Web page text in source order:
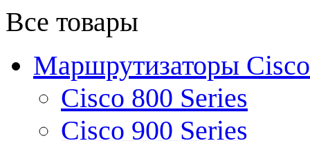
Все товары
Маршрутизаторы Cisco
Cisco 800 Series
Cisco 900 Series